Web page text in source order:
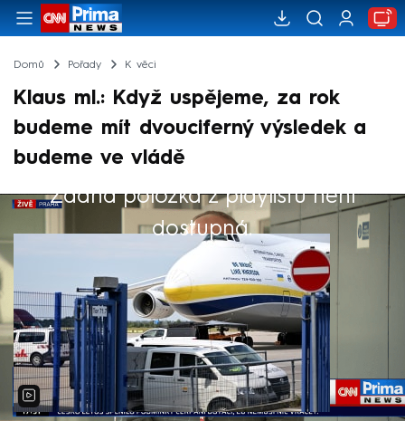
Domů Pořady K věci
Klaus ml.: Když uspějeme, za rok
budeme mít dvouciferný výsledek a
budeme ve vládě
Žádná položka z playlistu není
dostupná.
Výběr redakce